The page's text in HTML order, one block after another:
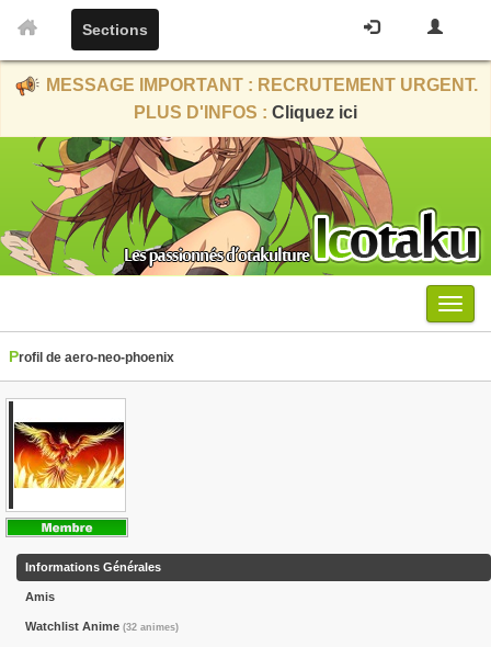
Sections
MESSAGE IMPORTANT : RECRUTEMENT URGENT.
PLUS D'INFOS : Cliquez ici
Menu
Profil de aero-neo-phoenix
Informations Générales
Amis
Watchlist Anime (32 animes)